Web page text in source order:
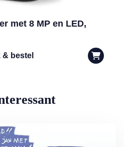
met 8 MP en LED,
& bestel
Let op de spelling!